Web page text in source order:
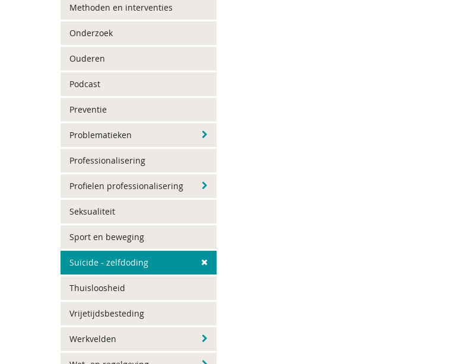
Methoden en interventies
Onderzoek
Ouderen
Podcast
Preventie
Problematieken
Professionalisering
Profielen professionalisering
Seksualiteit
Sport en beweging
Suïcide - zelfdoding
Thuisloosheid
Vrijetijdsbesteding
Werkvelden